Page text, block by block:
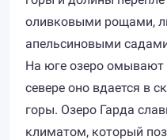
оливковыми рощами,
апельсиновыми
На юге озеро омывают
севере оно вдается в
горы. Озеро Гарда
климатом, который